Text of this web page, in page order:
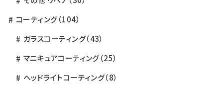
コーティング（104）
ガラスコーティング（43）
マニキュアコーティング（25）
ヘッドライトコーティング（8）